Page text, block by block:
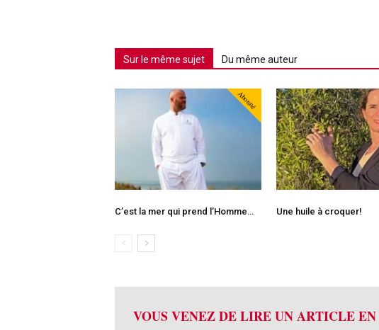
Sur le même sujet Du même auteur
Abonné
C’est la mer qui prend l’Homme… Une huile à croquer!
VOUS VENEZ DE LIRE UN ARTICLE